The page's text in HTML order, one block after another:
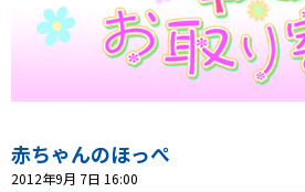
イベント
ニュース
プレゼント
赤ちゃんのほっぺ
2012年9月 7日 16:00